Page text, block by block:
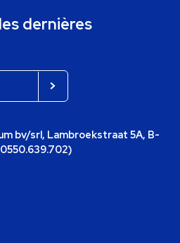
dernières
bv/srl, Lambroekstraat 5A, B-
0550.639.702)